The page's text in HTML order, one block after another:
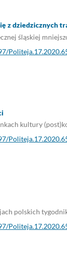
z dziedzicznych
śląskiej
kultury
polskich